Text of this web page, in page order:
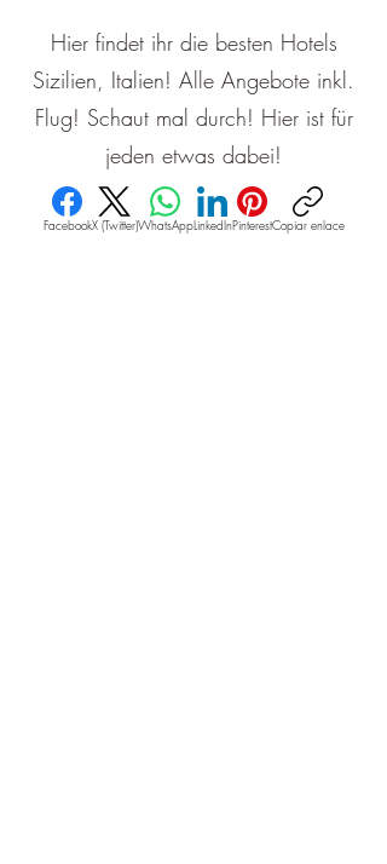
Hier findet ihr die besten Hotels
Sizilien, Italien! Alle Angebote inkl.
Flug! Schaut mal durch! Hier ist für
jeden etwas dabei!
FacebookX (Twitter)WhatsAppLinkedInPinterestCopiar enlace